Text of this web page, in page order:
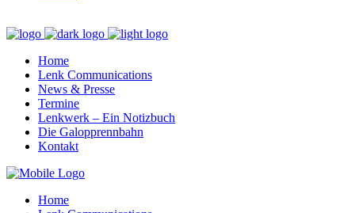
Home
Lenk Communications
News & Presse
Termine
Lenkwerk – Ein Notizbuch
Die Galopprennbahn
Kontakt
Home